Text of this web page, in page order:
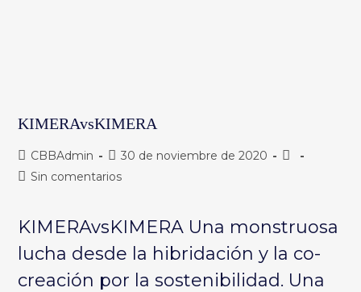
KIMERAvsKIMERA
Autor
de
CBBAdmin
Publicación
de
30 de noviembre de 2020
Categoría
Comentarios
entrada:
Sin comentarios
KIMERAvsKIMERA Una monstruosa
lucha desde la hibridación y la co-
creación por la sostenibilidad. Una